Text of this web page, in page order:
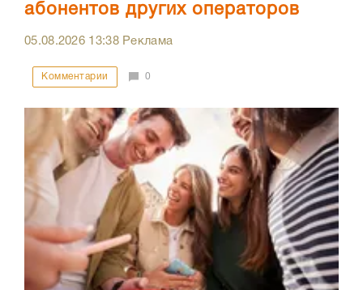
абонентов других операторов
05.08.2026 13:38Реклама
Комментарии 0